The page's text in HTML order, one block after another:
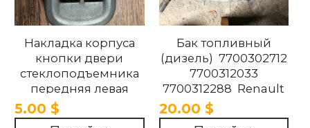
Накладка корпуса
кнопки двери
стеклоподъемника
передняя левая
8200637849 Renault
Kangoo II 1997-2018
5.00 $
Бак топливный
(дизель) 7700302712
7700312033
7700312288 Renault
Kangoo 1997-2007 .
20.00 $